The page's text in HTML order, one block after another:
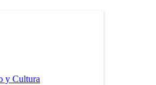
y Cultura